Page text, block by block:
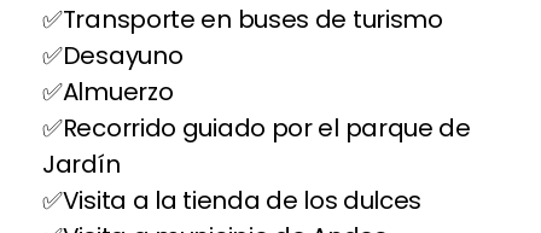
Transporte en buses de turismo
Desayuno
Almuerzo
Recorrido guiado por el parque de
Jardín
Visita a la tienda de los dulces